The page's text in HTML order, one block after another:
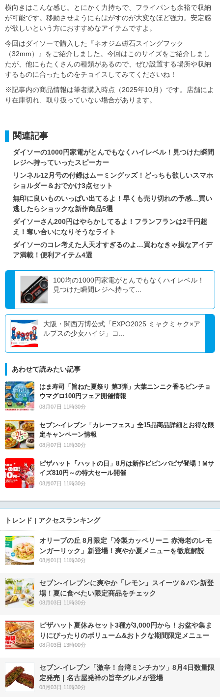
横向きはこんな感じ。とにかく力持ちで、フライパンも余裕で収納
が可能です。移動させようにもはがすのが大変なほど強力。安定感
が欲しいという方におすすめなアイテムですよ。
今回はダイソーで購入した『ネオジム磁石スイングフック
（32mm）』をご紹介しました。今回はこのサイズをご紹介しまし
たが、他にもたくさんの種類があるので、ぜひ設置する場所や収納
するものに合ったものをチョイスしてみてくださいね！
※記事内の商品情報は筆者購入時点（2025年10月）です。店舗によ
り在庫切れ、取り扱っていない場合があります。
関連記事
ダイソーの1000円家電がとんでもなくハイレベル！見つけた瞬間
レジへ持っていったスピーカー
リンネル12月号の付録はムーミングッズ！どっちも欲しいスマホ
ショルダー＆おでかけ3点セット
無印に良いものいっぱい出てるよ！早くも売り切れの予感…買い
逃したらショックな新作商品5選
ダイソーさん200円はやらかしてるよ！フランフランは2千円超
え！奪い合いになりそうなライト
ダイソーのコレ考えた人天才すぎるのよ…買わなきゃ損なアイデ
ア満載！便利アイテム4選
100均の1000円家電がとんでもなくハイレベル！
見つけた瞬間レジへ持って...
大阪・関西万博公式「EXPO2025 ミャクミャク×ア
ルプスの少女ハイジ」コ...
あわせて読みたい記事
はま寿司「旨ねた夏祭り 第3弾」大葉ニンニク香るビンチョ
ウマグロ100円フェア開催情報
08月07日 11時30分
セブン‐イレブン「カレーフェス」全15品商品詳細とお得な限
定キャンペーン情報
08月07日 11時30分
ピザハット「ハットの日」8月は新作ビビンバピザ登場！Mサ
イズ810円～の特大セール開催
08月07日 11時30分
トレンド | アクセスランキング
オリーブの丘 8月限定「冷製カッペリーニ 赤海老のレモ
ンガーリック」新登場！爽やか夏メニューを徹底解説
08月01日 11時30分
セブン‐イレブンに爽やか「レモン」スイーツ＆パン新登
場！夏に食べたい限定商品をチェック
08月03日 11時30分
ピザハット夏休みセット3種が3,000円から！お盆や集ま
りにぴったりのボリューム&おトクな期間限定メニュー
08月03日 13時00分
セブン-イレブン「激辛！台湾ミンチカツ」8月4日数量限
定発売｜名古屋発祥の旨辛グルメが登場
08月03日 11時30分